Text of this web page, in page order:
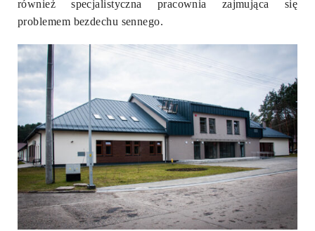
również specjalistyczna pracownia zajmująca się
problemem bezdechu sennego.